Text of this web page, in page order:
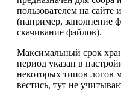
пользователем на сайте
(например, заполнение
скачивание файлов).
Максимальный срок
период указан в
некоторых типов логов
вестись, тут не